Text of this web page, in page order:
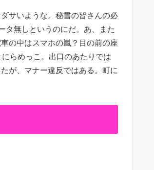
サいような。秘書の皆さんの必
タ無しというのにだ。あ、また
の中はスマホの嵐？目の前の座
らめっこ。出口のあたりでは
が、マナー違反ではある。町に